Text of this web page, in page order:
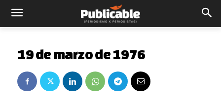
19 de marzo de 1976